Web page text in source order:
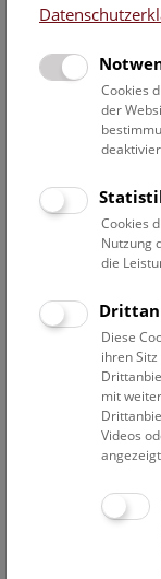
Datumsfilter
13.
Bisher keine
in der Regel
Cookies
der
Cookies
Nutzung
die
Diese
ihren
mit
Videos